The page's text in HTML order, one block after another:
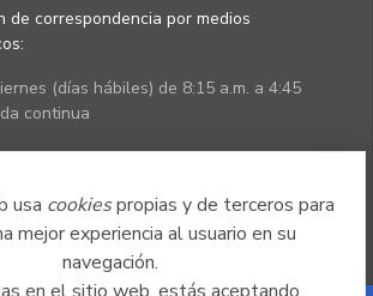
usa cookiespropias y de terceros para
mejor experiencia al usuario en su
navegación.
de correspondencia por medios
(días hábiles) de 8:15 a.m. a 4:45
continua